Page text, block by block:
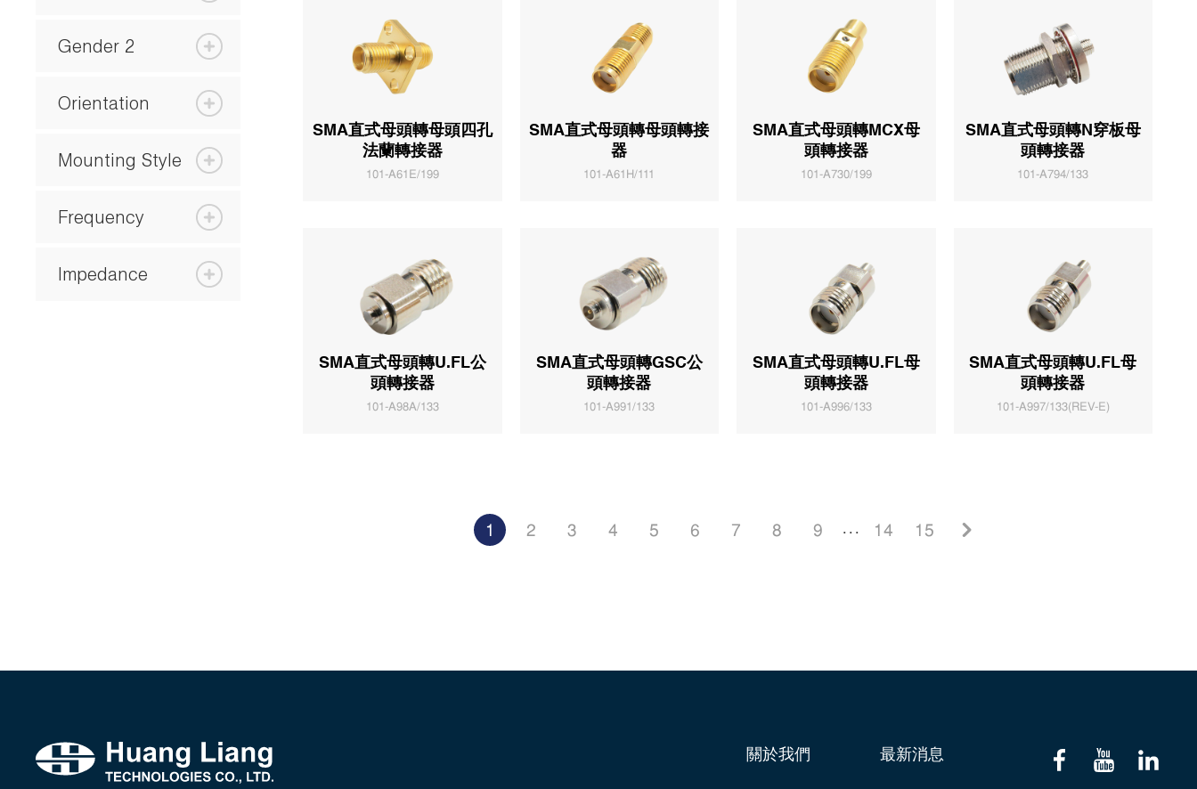
Gender 2
Orientation
Mounting Style
Frequency
Impedance
SMA直式母頭轉母頭四孔
法蘭轉接器
101-A61E/199
SMA直式母頭轉母頭轉接
器
101-A61H/111
SMA直式母頭轉MCX母
頭轉接器
101-A730/199
SMA直式母頭轉N穿板母
頭轉接器
101-A794/133
SMA直式母頭轉U.FL公
頭轉接器
101-A98A/133
SMA直式母頭轉GSC公
頭轉接器
101-A991/133
SMA直式母頭轉U.FL母
頭轉接器
101-A996/133
SMA直式母頭轉U.FL母
頭轉接器
101-A997/133(REV-E)
1 2 3 4 5 6 7 8 9 . . . 14 15
關於我們 最新消息